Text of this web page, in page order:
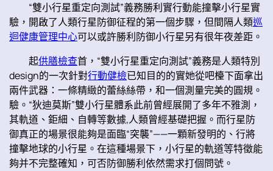
“雙小行星重定向測試”義務勝利實行動能撞擊小行星實
驗，開啟了人類行星防御征程的第一個步驟，但間隔人類巡
迴健康管理中心可以或許勝利防御小行星另有很年夜差距。
起供膳檢查首，“雙小行星重定向測試”義務是人類特別
design的一次針對行動健檢已知目的的實她從吧檯下面拿出
兩件武器：一條精緻的蕾絲絲帶，和一個測量完美的圓規。
驗。“狄迪莫斯”雙小行星體系此前曾經展開了多年不雅測，
其軌道、鉅細、自轉等數據,人類曾經基礎把握。而行星防
御真正的場景很能夠是面臨“突襲”——一顆新發明的、行將
撞擊地球的小行星。在這種場景下，小行星的軌道等特徵能
夠并不完整確知，可否防御勝利依然需求打個問號。